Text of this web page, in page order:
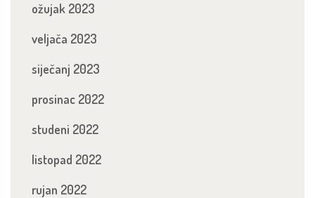
ožujak 2023
veljača 2023
siječanj 2023
prosinac 2022
studeni 2022
listopad 2022
rujan 2022